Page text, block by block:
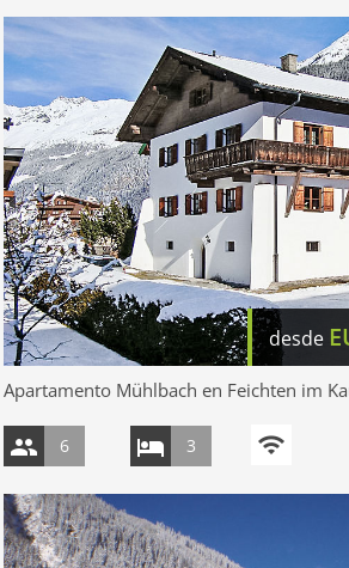
desde
Apartamento Mühlbach en Feichten im
6 3